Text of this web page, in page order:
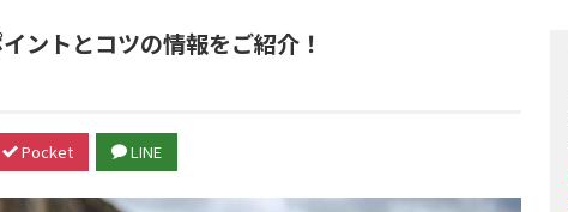
ントとコツの情報をご紹介！
Pocket LINE